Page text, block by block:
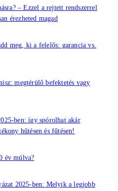
– Ezzel a rejtett rendszerrel
érezheted magad
meg, ki a felelős: garancia vs.
megtérülő befektetés vagy
ben: így spórolhat akár
hűtésen és fűtésen!
év múlva?
2025-ben: Melyik a legjobb